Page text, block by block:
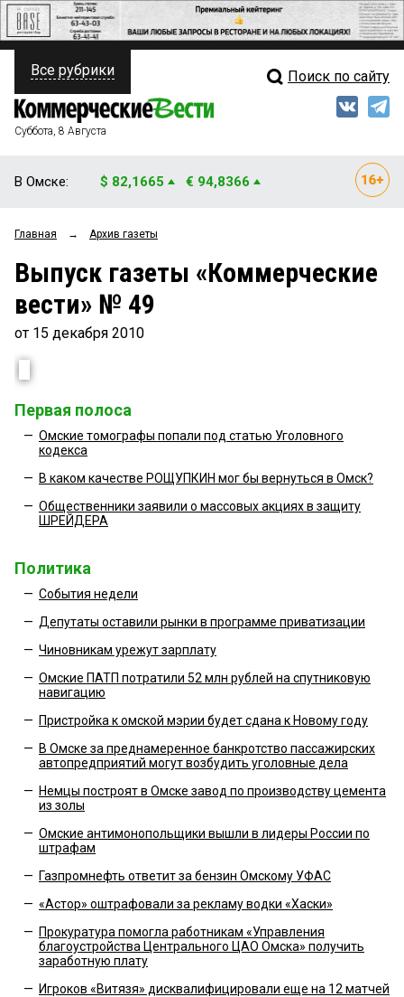
ПОЛИТИКА
ФИНАНСЫ
ОБЩЕСТВО
ЗАКОН
Свежий выпуск
Рейтинги
Все рубрики Поиск по сайту
Суббота, 8 Августа
В Омске: $ 82,1665 € 94,8366
Главная → Архив газеты
Выпуск газеты «Коммерческие
вести» № 49
от 15 декабря 2010
Первая полоса
— Омские томографы попали под статью Уголовного
кодекса
— В каком качестве РОЩУПКИН мог бы вернуться в Омск?
— Общественники заявили о массовых акциях в защиту
ШРЕЙДЕРА
Политика
— События недели
— Депутаты оставили рынки в программе приватизации
— Чиновникам урежут зарплату
— Омские ПАТП потратили 52 млн рублей на спутниковую
навигацию
— Пристройка к омской мэрии будет сдана к Новому году
— В Омске за преднамеренное банкротство пассажирских
автопредприятий могут возбудить уголовные дела
— Немцы построят в Омске завод по производству цемента
из золы
— Омские антимонопольщики вышли в лидеры России по
штрафам
— Газпромнефть ответит за бензин Омскому УФАС
— «Астор» оштрафовали за рекламу водки «Хаски»
— Прокуратура помогла работникам «Управления
благоустройства Центрального ЦАО Омска» получить
заработную плату
— Игроков «Витязя» дисквалифицировали еще на 12 матчей